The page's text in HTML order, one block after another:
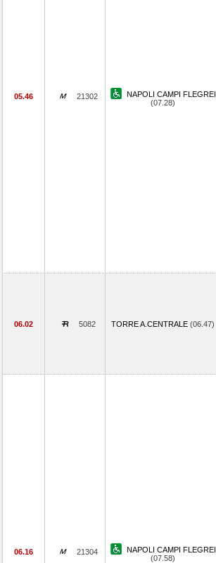
05.46 21302
NAPOLI CAMPI FLEGREI
(07.28)
06.02 5082 TORRE A.CENTRALE (06.47)
06.16 21304
NAPOLI CAMPI FLEGREI
(07.58)